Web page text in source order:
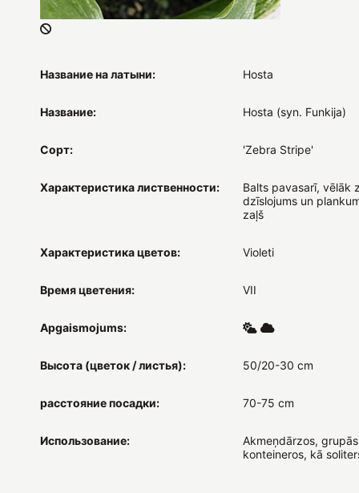
Название на латыни: Hosta
Название: Hosta (syn. Funkija)
Сорт: 'Zebra Stripe'
Характеристика лиственности:
Balts pavasarī, vēlāk
dzīslojums un
zaļš
Характеристика цветов: Violeti
Время цветения: VII
Apgaismojums:
Высота (цветок / листья): 50/20-30 cm
расстояние посадки: 70-75 cm
Использование:
Akmeņdārzos,
konteineros, kā